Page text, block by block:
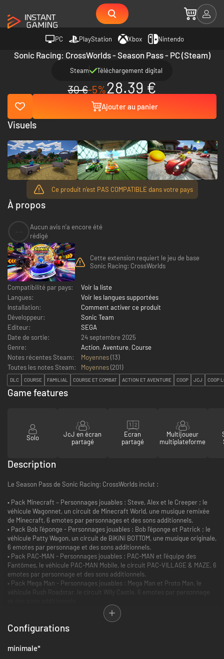
PC PlayStation Xbox Nintendo
Sonic Racing: CrossWorlds - Season Pass - PC (Steam)
Steam Téléchargement digital
30 €-5%28.39 €
Ajouter au panier
Ce produit n'est PAS COMPATIBLE dans votre pays
À propos
Aucun avis n'a encore été
rédigé
Cette extension requiert le jeu de base
Sonic Racing: CrossWorlds
Compatibilité par pays:
Voir la liste
Langues:
Voir les langues supportées
Installation:
Comment activer ce produit
Développeur:
Sonic Team
Editeur:
SEGA
Date de sortie:
24 septembre 2025
Genre:
Action, Aventure, Course
Notes récentes Steam:
Moyennes(13)
Toutes les notes Steam:
Moyennes(201)
DLC COURSE FAMILIAL COURSE ET COMBAT ACTION ET AVENTURE COOP JCJ COOP
Visuels
Game features
Solo
JcJ en écran
partagé
Ecran
partagé
Multijoueur
multiplateforme
Description
Le Season Pass de Sonic Racing: CrossWorlds inclut :
• Pack Minecraft – Personnages jouables : Steve, Alex et le Creeper ; le
véhicule Wagonnet, un circuit de Minecraft World, une musique remixée
de Minecraft, 6 emotes par personnages et des sons additionnels.
• Pack Bob l'éponge - Personnages jouables : Bob l'éponge et Patrick ; le
véhicule Patty Wagon, un circuit de BiKiNi BOTTOM, une musique originale,
6 emotes par personnage et des sons additionnels.
• Pack PAC-MAN - Personnages jouables : PAC-MAN et l'équipe des
Fantômes, le véhicule PAC-MAN Mobile, le circuit PAC-VILLAGE & MAZE, 6
emotes par personnage et des sons additionnels.
• Pack Mega Man - Personnages jouables : Mega Man et Proto Man, le
véhicule Rush Roadstar, le circuit Wily Castle, 6 emotes par personnage
• Pack Tortues Ninja - Personnages jouables : Leonardo, Raphael,
Michelangelo et Donatello, le véhicule Pizzafire Van, le circuit Ville de New
York, 6 emotes par personnage et des sons additionnels.
véhicule Gliding Air, le circuit Lion Turtle Island, 6 emotes par personnage
Configurations
minimale*